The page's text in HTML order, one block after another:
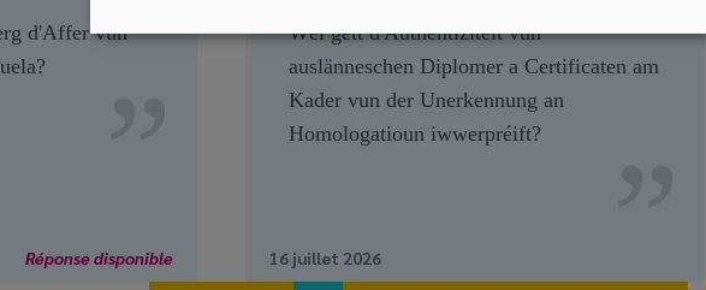
d'Affer vun
Réponse disponible
Wéi gëtt d'Authentizitéit vun
auslänneschen Diplomer a Certificaten am
Kader vun der Unerkennung an
Homologatioun iwwerpréift?
16 juillet 2026